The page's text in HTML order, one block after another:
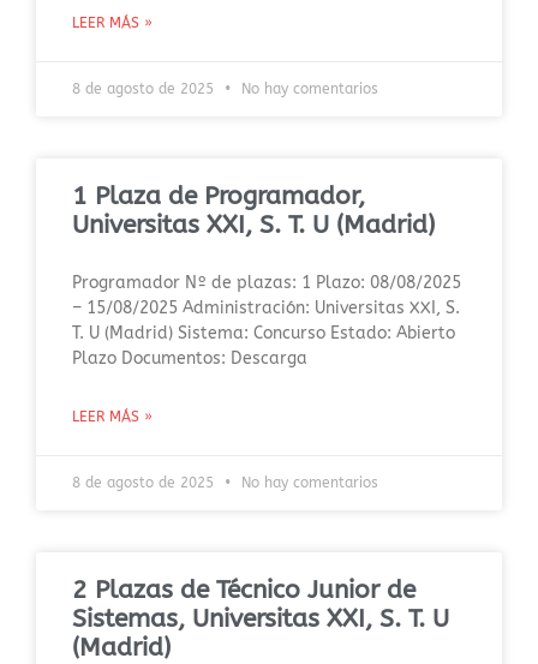
LEER MÁS »
8 de agosto de 2025 No hay comentarios
1 Plaza de Programador,
Universitas XXI, S. T. U (Madrid)
Programador Nº de plazas: 1 Plazo: 08/08/2025
– 15/08/2025 Administración: Universitas XXI, S.
T. U (Madrid) Sistema: Concurso Estado: Abierto
Plazo Documentos: Descarga
LEER MÁS »
8 de agosto de 2025 No hay comentarios
2 Plazas de Técnico Junior de
Sistemas, Universitas XXI, S. T. U
(Madrid)